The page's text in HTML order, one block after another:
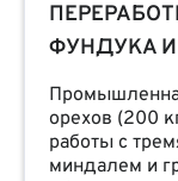
ФУНДУКА
орехов (200
работы с
миндалем и